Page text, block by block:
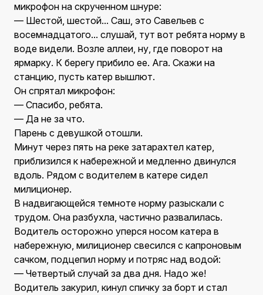
микрофон на скрученном шнуре:
— Шестой, шестой... Саш, это Савельев с
восемнадцатого... слушай, тут вот ребята норму в
воде видели. Возле аллеи, ну, где поворот на
ярмарку. К берегу прибило ее. Ага. Скажи на
станцию, пусть катер вышлют.
Он спрятал микрофон:
— Спасибо, ребята.
— Да не за что.
Парень с девушкой отошли.
Минут через пять на реке затарахтел катер,
приблизился к набережной и медленно двинулся
вдоль. Рядом с водителем в катере сидел
милиционер.
В надвигающейся темноте норму разыскали с
трудом. Она разбухла, частично развалилась.
Водитель осторожно уперся носом катера в
набережную, милиционер свесился с капроновым
сачком, подцепил норму и потряс над водой:
— Четвертый случай за два дня. Надо же!
Водитель закурил, кинул спичку за борт и стал